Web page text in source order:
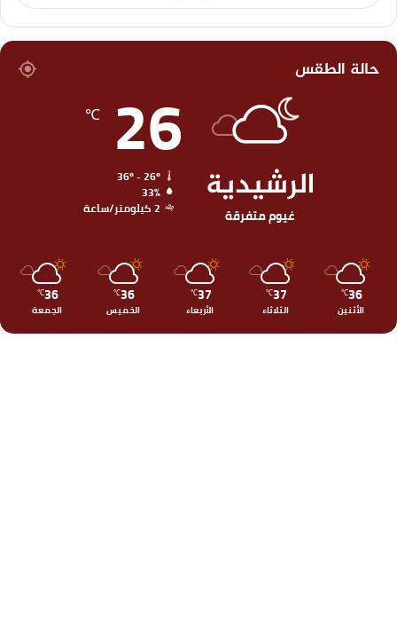
حالة الطقس
الرشيدية
غيوم متفرقة
26
℃
36º - 26º
33%
2 كيلومتر/ساعة
36
℃
الأثنين
37
℃
الثلاثاء
37
℃
الأربعاء
36
℃
الخميس
36
℃
الجمعة